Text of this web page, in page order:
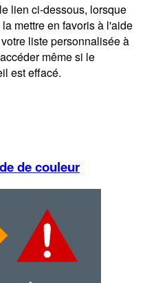
lien ci-dessous, lorsque
mettre en favoris à l'aide
liste personnalisée à
même si le
est effacé.
de couleur